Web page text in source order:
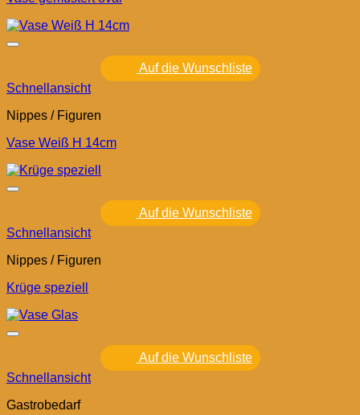
Auf die Wunschliste
Schnellansicht
Nippes / Figuren
Vase Weiß H 14cm
Auf die Wunschliste
Schnellansicht
Nippes / Figuren
Krüge speziell
Auf die Wunschliste
Schnellansicht
Gastrobedarf